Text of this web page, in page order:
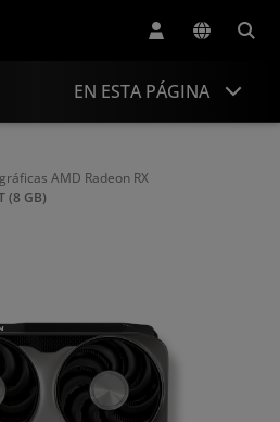
EN ESTA PÁGINA
AMD Radeon RX
(8 GB)